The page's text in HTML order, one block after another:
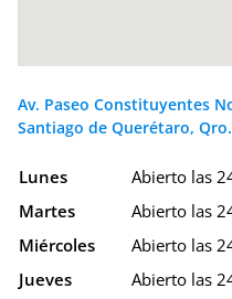
Av. Paseo Constituyentes
Santiago de Querétaro, Qro.
Lunes
Abierto las
Martes
Abierto las
Miércoles
Abierto las
Jueves
Abierto las